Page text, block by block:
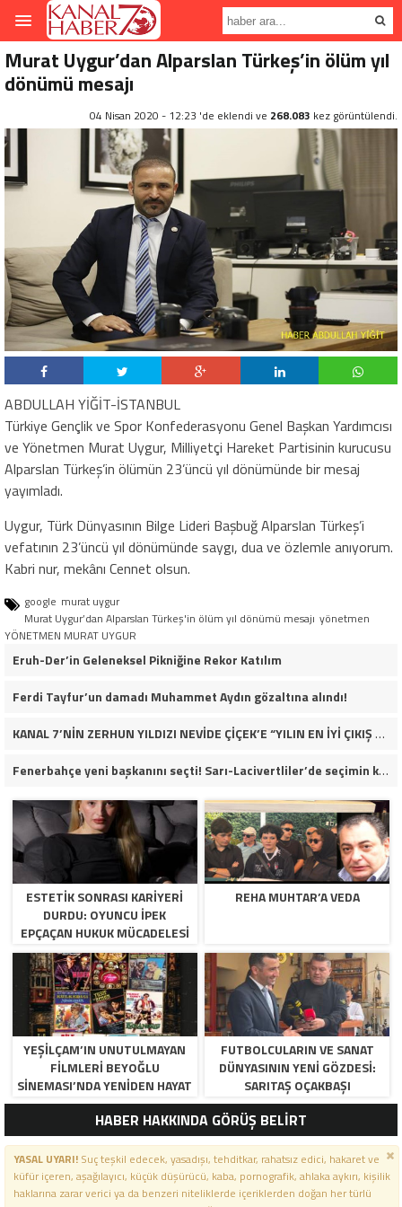
Murat Uygur’dan Alparslan Türkeş’in ölüm yıl
dönümü mesajı
04 Nisan 2020 - 12:23 'de eklendi ve 268.083 kez görüntülendi.
ABDULLAH YİĞİT-İSTANBUL
Türkiye Gençlik ve Spor Konfederasyonu Genel Başkan Yardımcısı
ve Yönetmen Murat Uygur, Milliyetçi Hareket Partisinin kurucusu
Alparslan Türkeş’in ölümün 23’üncü yıl dönümünde bir mesaj
yayımladı.
Uygur, Türk Dünyasının Bilge Lideri Başbuğ Alparslan Türkeş’i
vefatının 23’üncü yıl dönümünde saygı, dua ve özlemle anıyorum.
Kabri nur, mekânı Cennet olsun.
google murat uygur
Murat Uygur’dan Alparslan Türkeş'in ölüm yıl dönümü mesajı yönetmen
YÖNETMEN MURAT UYGUR
Eruh-Der’in Geleneksel Pikniğine Rekor Katılım
Ferdi Tayfur’un damadı Muhammet Aydın gözaltına alındı!
KANAL 7’NİN ZERHUN YILDIZI NEVİDE ÇİÇEK’E “YILIN EN İYİ ÇIKIŞ YAPAN KADIN OYUNCUSU” ÖDÜLÜ!
Fenerbahçe yeni başkanını seçti! Sarı-Lacivertliler’de seçimin kazananı Aziz Yıldırım oldu
ESTETIK SONRASI KARIYERI
DURDU: OYUNCU İPEK
EPÇAÇAN HUKUK MÜCADELESI
VERIYOR
REHA MUHTAR’A VEDA
YEŞILÇAM’IN UNUTULMAYAN
FILMLERI BEYOĞLU
SINEMASI’NDA YENIDEN HAYAT
BULUYOR
FUTBOLCULARIN VE SANAT
DÜNYASININ YENI GÖZDESI:
SARITAŞ OÇAKBAŞI
HABER HAKKINDA GÖRÜŞ BELİRT
YASAL UYARI!Suç teşkil edecek, yasadışı, tehditkar, rahatsız edici, hakaret ve
küfür içeren, aşağılayıcı, küçük düşürücü, kaba, pornografik, ahlaka aykırı, kişilik
haklarına zarar verici ya da benzeri niteliklerde içeriklerden doğan her türlü